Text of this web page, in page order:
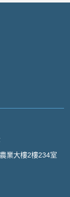
業大樓2樓234室